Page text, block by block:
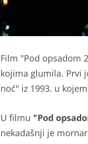
Film "Pod opsadom
kojima glumila. Prvi
noć" iz 1993. u
U filmu "Pod
nekadašnji je